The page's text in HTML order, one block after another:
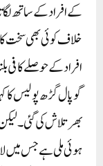
کے افراد کے ساتھ
خلاف کوئی بھی سخت
افراد کے حو صلے کافی
گوپال گڑھ پولیس کا
بھر تلاش کی گئی۔
ہوئی ملی ہے جس میں